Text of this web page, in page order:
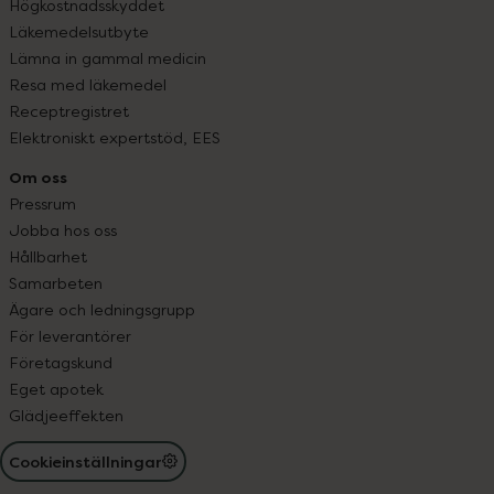
Högkostnadsskyddet
Läkemedelsutbyte
Lämna in gammal medicin
Resa med läkemedel
Receptregistret
Elektroniskt expertstöd, EES
Om oss
Pressrum
Jobba hos oss
Hållbarhet
Samarbeten
Ägare och ledningsgrupp
För leverantörer
Företagskund
Eget apotek
Glädjeeffekten
Cookieinställningar